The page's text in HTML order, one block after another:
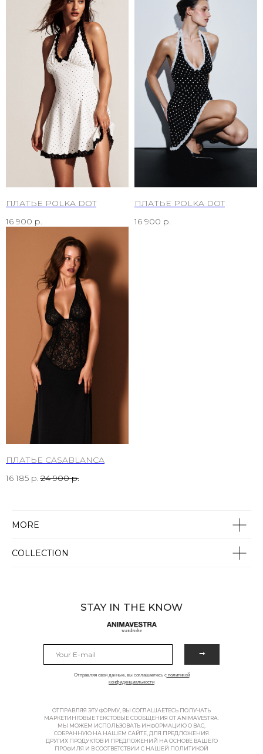
ПЛАТЬЕ POLKA DOT
16 900 р.
ПЛАТЬЕ POLKA DOT
16 900 р.
ПЛАТЬЕ CASABLANCA
16 185 р. 24 900 р.
MORE
COLLECTION
⭢
Отправляя свои данные, вы соглашаетесь сполитикой
конфиденциальности
STAY IN THE KNOW
ОТПРАВЛЯЯ ЭТУ ФОРМУ, ВЫ СОГЛАШАЕТЕСЬ ПОЛУЧАТЬ
МАРКЕТИНГОВЫЕ ТЕКСТОВЫЕ СООБЩЕНИЯ ОТ ANIMAVESTRA.
МЫ МОЖЕМ ИСПОЛЬЗОВАТЬ ИНФОРМАЦИЮ О ВАС,
СОБРАННУЮ НА НАШЕМ САЙТЕ, ДЛЯ ПРЕДЛОЖЕНИЯ
ДРУГИХ ПРОДУКТОВ И ПРЕДЛОЖЕНИЙ НА ОСНОВЕ ВАШЕГО
ПРОФИЛЯ И В СООТВЕТСТВИИ С НАШЕЙ ПОЛИТИКОЙ